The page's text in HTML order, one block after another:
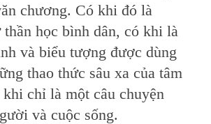
chương. Có khi đó là
học bình dân, có khi là
và biểu tượng được dùng
thao thức sâu xa của tâm
chỉ là một câu chuyện
và cuộc sống.